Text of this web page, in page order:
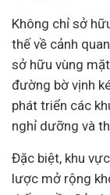
Không chỉ sở
thế về cảnh
sở hữu vùng
đường bờ vịnh
phát triển các
nghỉ dưỡng và
Đặc biệt, khu
lược mở rộng